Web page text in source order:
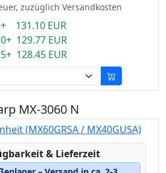
zuzüglich Versandkosten
131.10 EUR
129.77 EUR
128.45 EUR
MX-3060 N
(MX60GRSA / MX40GUSA)
& Lieferzeit